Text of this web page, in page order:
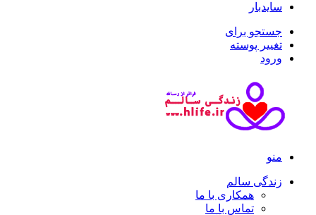
سایدبار
جستجو برای
تغییر پوسته
ورود
منو
زندگی سالم
همکاری با ما
تماس با ما